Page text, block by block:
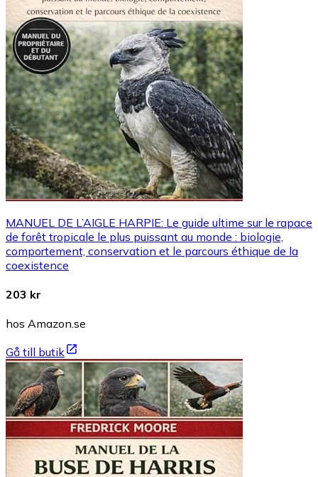
MANUEL DE L’AIGLE HARPIE: Le guide ultime sur le rapace
de forêt tropicale le plus puissant au monde : biologie,
comportement, conservation et le parcours éthique de la
coexistence
203 kr
hos Amazon.se
Gå till butik